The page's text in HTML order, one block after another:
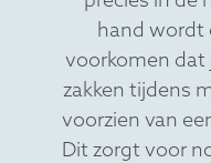
hand wordt
voorkomen dat
zakken tijdens
voorzien van
Dit zorgt voor